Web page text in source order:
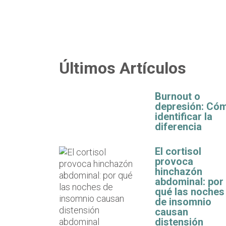
Últimos Artículos
Burnout o
depresión:
identificar la
diferencia
El cortisol
provoca
hinchazón
abdominal: por
qué las noches
de insomnio
causan
distensión